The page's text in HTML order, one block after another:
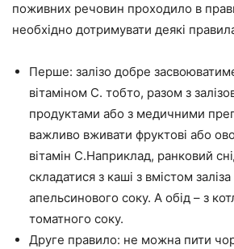
поживних речовин проходило в
необхідно дотримувати деякі
Перше: залізо добре
вітаміном С. тобто, разом з
продуктами або з медичними
важливо вживати фруктові або
вітамін С.Наприклад, ранковий
складатися з каші з вмістом
апельсинового соку. А обід – з
томатного соку.
Друге правило: не можна пити